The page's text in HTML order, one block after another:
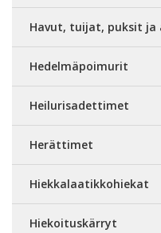
Havut, tuijat, puksit ja
Hedelmäpoimurit
Heilurisadettimet
Herättimet
Hiekkalaatikkohiekat
Hiekoituskärryt